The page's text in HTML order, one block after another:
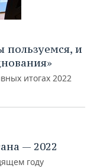
и
итогах 2022
— 2022
году